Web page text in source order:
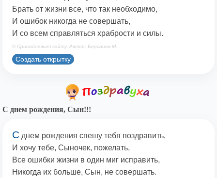
Брать от жизни все, что так необходимо,
И ошибок никогда не совершать,
И со всем справляться храбрости и силы.
© Принадлежит сайту. Автор: Берсанов М.
Создать открытку
С днем рождения, Сын!!!
С днем рождения спешу тебя поздравить,
И хочу тебе, Сыночек, пожелать,
Все ошибки жизни в один миг исправить,
Никогда их больше, Сын, не совершать.